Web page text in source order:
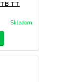
TT
Skladom